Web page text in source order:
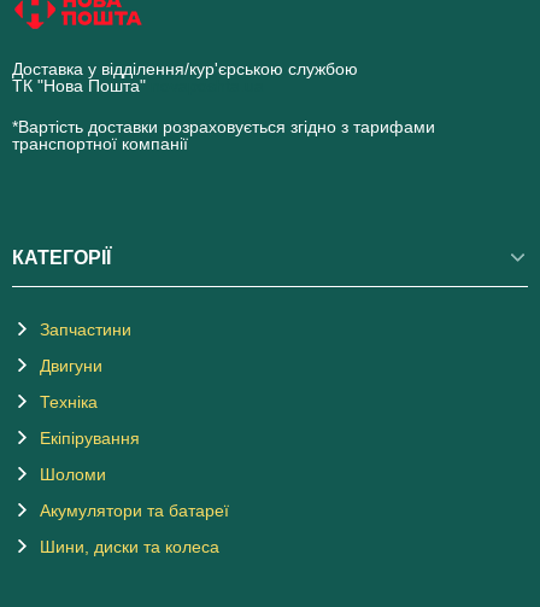
Доставка у відділення/кур'єрською службою
ТК "Нова Пошта"
*Вартість доставки розраховується згідно з тарифами
транспортної компанії
КАТЕГОРІЇ
Запчастини
Двигуни
Техніка
Екіпірування
Шоломи
Акумулятори та батареї
Шини, диски та колеса